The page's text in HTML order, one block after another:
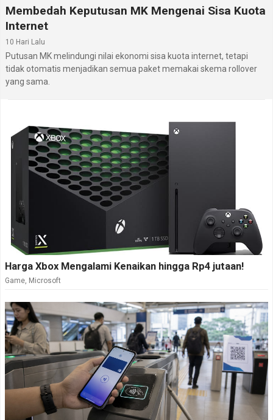
Membedah Keputusan MK Mengenai Sisa Kuota
Internet
10 Hari Lalu
Putusan MK melindungi nilai ekonomi sisa kuota internet, tetapi
tidak otomatis menjadikan semua paket memakai skema rollover
yang sama.
Harga Xbox Mengalami Kenaikan hingga Rp4 jutaan!
Game Microsoft